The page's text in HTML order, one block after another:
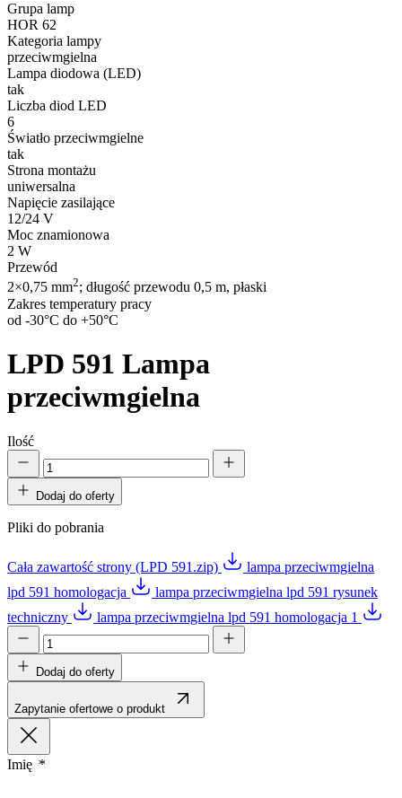
Grupa lamp
HOR 62
Kategoria lampy
przeciwmgielna
Lampa diodowa (LED)
tak
Liczba diod LED
6
Światło przeciwmgielne
tak
Strona montażu
uniwersalna
Napięcie zasilające
12/24 V
Moc znamionowa
2 W
Przewód
2×0,75 mm2; długość przewodu 0,5 m, płaski
Zakres temperatury pracy
od -30°C do +50°C
LPD 591 Lampa
przeciwmgielna
Ilość
Dodaj do oferty
Pliki do pobrania
Cała zawartość strony (LPD 591.zip)
lampa przeciwmgielna
lpd 591 homologacja
lampa przeciwmgielna lpd 591 rysunek
techniczny
lampa przeciwmgielna lpd 591 homologacja 1
Dodaj do oferty
Zapytanie ofertowe o produkt
Imię